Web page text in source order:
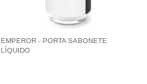
EMPEROR - PORTA SABONETE
LÍQUIDO